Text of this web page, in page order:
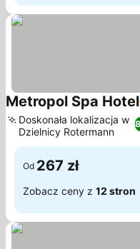
Metropol Spa Hotel
Doskonała lokalizacja w
Dzielnicy Rotermann
Od 267 zł
Zobacz ceny z 12 stron